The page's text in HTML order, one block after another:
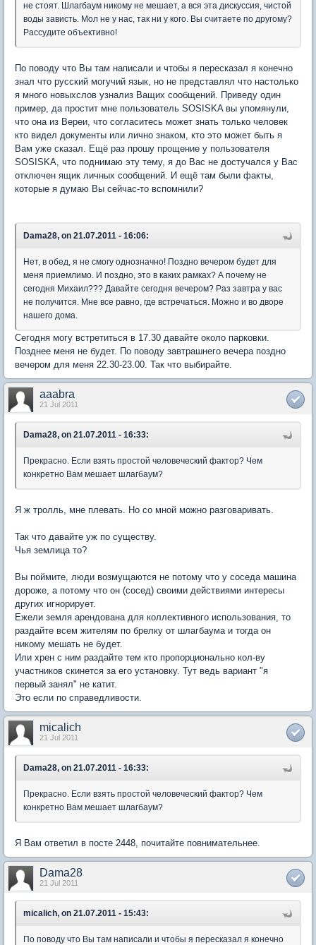
не стоят. Шлагбаум никому не мешает, а вся эта дискуссия, чистой
воды зависть. Мол не у нас, так ни у кого. Вы считаете по другому?
Рассудите объективно!
По поводу что Вы там написали и чтобы я пересказал я конечно
знал что русский могучий язык, но не представлял что настолько
я много новыхслов узнализ Ващих сообщений. Приведу один
пример, да простит мне пользователь SOSISKA вы упомянули,
что она из Вереи, что согласитесь может знать только человек
кто видел документы или лично знаком, кто это может быть я
Вам уже сказал. Ещё раз прошу прощение у пользователя
SOSISKA, что поднимаю эту тему, я до Вас не достучался у Вас
отключен ящик личных сообщений. И ещё там были факты,
которые я думаю Вы сейчас-то вспомнили?
Dama28, on 21.07.2011 - 16:06:
Нет, в обед, я не смогу однозначно! Поздно вечером будет для
меня приемлимо. И поздно, это в каких рамках? А почему не
сегодня Михаил??? Давайте сегодня вечером? Раз завтра у вас
не получится. Мне все равно, где встречаться. Можно и во дворе
нашего дома.
Сегодня могу встретиться в 17.30 давайте около парковки.
Позднее меня не будет. По поводу завтрашнего вечера поздно
вечером для меня 22.30-23.00. Так что выбирайте.
aaabra
21 Jul 2011
Dama28, on 21.07.2011 - 16:33:
Прекрасно. Если взять простой человеческий фактор? Чем
конкретно Вам мешает шлагбаум?
Я ж тролль, мне плевать. Но со мной можно разговаривать.
Так что давайте уж по существу.
Чья землица то?
Вы поймите, люди возмущаются не потому что у соседа машина
дороже, а потому что он (сосед) своими действиями интересы
других игнорирует.
Ежели земля арендована для коллективного использования, то
раздайте всем жителям по брелку от шлагбаума и тогда он
никому мешать не будет.
Или хрен с ним раздайте тем кто пропорционально кол-ву
участников скинется за его установку. Тут ведь вариант "я
первый занял" не катит.
Это если по справедливости.
micalich
21 Jul 2011
Dama28, on 21.07.2011 - 16:33:
Прекрасно. Если взять простой человеческий фактор? Чем
конкретно Вам мешает шлагбаум?
Я Вам ответил в посте 2448, почитайте повнимательнее.
Dama28
21 Jul 2011
micalich, on 21.07.2011 - 15:43:
По поводу что Вы там написали и чтобы я пересказал я конечно